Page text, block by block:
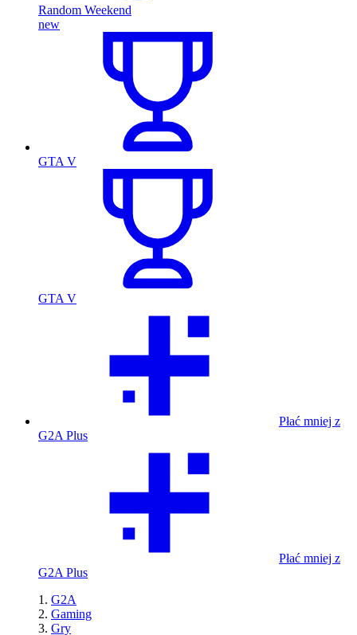
Random Weekend
new
GTA V
GTA V
Płać mniej z
G2A Plus
Płać mniej z
G2A Plus
G2A
Gaming
Gry